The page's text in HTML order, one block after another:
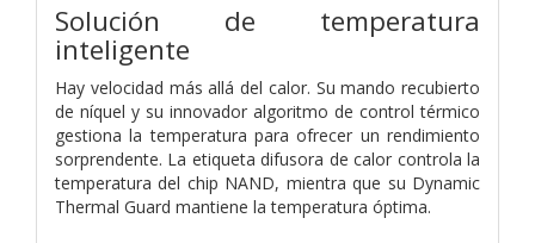
Solución de temperatura
inteligente
Hay velocidad más allá del calor. Su mando recubierto
de níquel y su innovador algoritmo de control térmico
gestiona la temperatura para ofrecer un rendimiento
sorprendente. La etiqueta difusora de calor controla la
temperatura del chip NAND, mientra que su Dynamic
Thermal Guard mantiene la temperatura óptima.